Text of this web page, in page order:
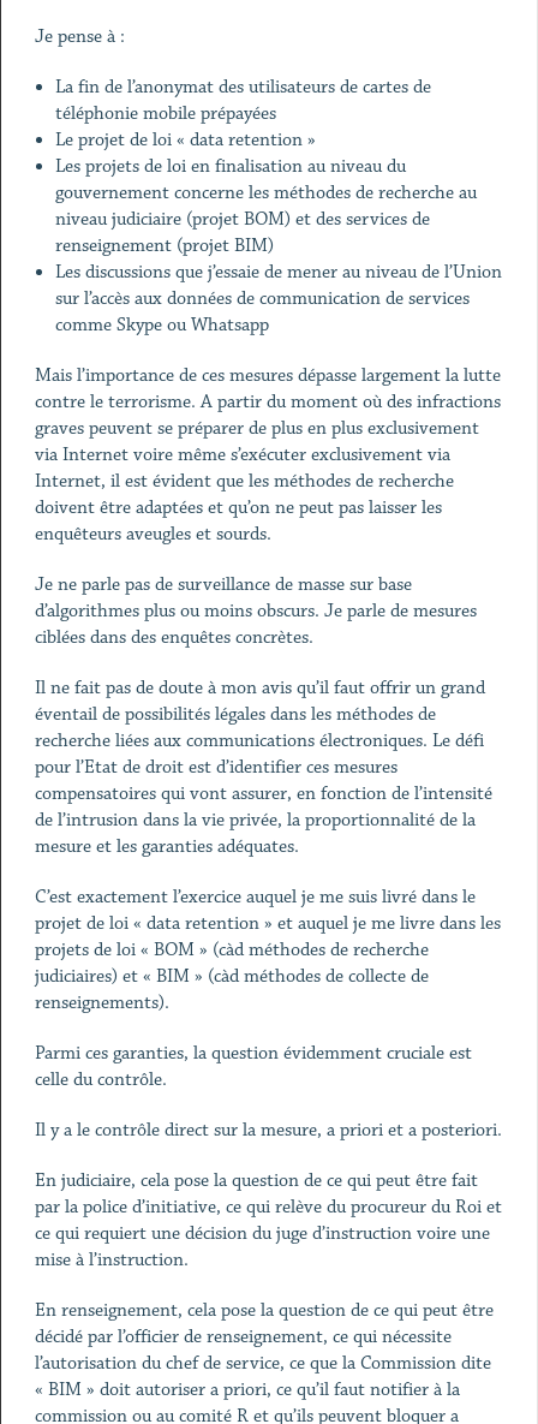
Je pense à :
La fin de l’anonymat des utilisateurs de cartes de
téléphonie mobile prépayées
Le projet de loi « data retention »
Les projets de loi en finalisation au niveau du
gouvernement concerne les méthodes de recherche au
niveau judiciaire (projet BOM) et des services de
renseignement (projet BIM)
Les discussions que j’essaie de mener au niveau de l’Union
sur l’accès aux données de communication de services
comme Skype ou Whatsapp
Mais l’importance de ces mesures dépasse largement la lutte
contre le terrorisme. A partir du moment où des infractions
graves peuvent se préparer de plus en plus exclusivement
via Internet voire même s’exécuter exclusivement via
Internet, il est évident que les méthodes de recherche
doivent être adaptées et qu’on ne peut pas laisser les
enquêteurs aveugles et sourds.
Je ne parle pas de surveillance de masse sur base
d’algorithmes plus ou moins obscurs. Je parle de mesures
ciblées dans des enquêtes concrètes.
Il ne fait pas de doute à mon avis qu’il faut offrir un grand
éventail de possibilités légales dans les méthodes de
recherche liées aux communications électroniques. Le défi
pour l’Etat de droit est d’identifier ces mesures
compensatoires qui vont assurer, en fonction de l’intensité
de l’intrusion dans la vie privée, la proportionnalité de la
mesure et les garanties adéquates.
C’est exactement l’exercice auquel je me suis livré dans le
projet de loi « data retention » et auquel je me livre dans les
projets de loi « BOM » (càd méthodes de recherche
judiciaires) et « BIM » (càd méthodes de collecte de
renseignements).
Parmi ces garanties, la question évidemment cruciale est
celle du contrôle.
Il y a le contrôle direct sur la mesure, a priori et a posteriori.
En judiciaire, cela pose la question de ce qui peut être fait
par la police d’initiative, ce qui relève du procureur du Roi et
ce qui requiert une décision du juge d’instruction voire une
mise à l’instruction.
En renseignement, cela pose la question de ce qui peut être
décidé par l’officier de renseignement, ce qui nécessite
l’autorisation du chef de service, ce que la Commission dite
« BIM » doit autoriser a priori, ce qu’il faut notifier à la
commission ou au comité R et qu’ils peuvent bloquer a